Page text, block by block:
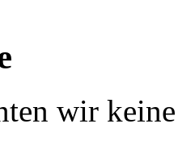
wir